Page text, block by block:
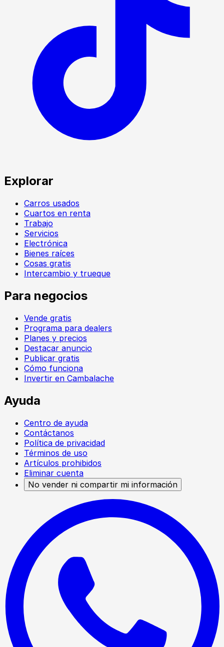
Explorar
Carros usados
Cuartos en renta
Trabajo
Servicios
Electrónica
Bienes raíces
Cosas gratis
Intercambio y trueque
Para negocios
Vende gratis
Programa para dealers
Planes y precios
Destacar anuncio
Publicar gratis
Cómo funciona
Invertir en Cambalache
Ayuda
Centro de ayuda
Contáctanos
Política de privacidad
Términos de uso
Artículos prohibidos
Eliminar cuenta
No vender ni compartir mi información